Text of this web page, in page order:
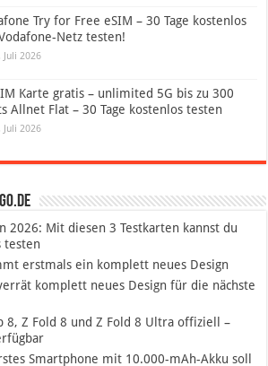
Try for Free eSIM – 30 Tage kostenlos
Netz testen!
Juli 2026
Karte gratis – unlimited 5G bis zu 300
Allnet Flat – 30 Tage kostenlos testen
Juli 2026
2026: Mit diesen 3 Testkarten kannst du
testen
erstmals ein komplett neues Design
komplett neues Design für die nächste
8, Z Fold 8 und Z Fold 8 Ultra offiziell –
Smartphone mit 10.000-mAh-Akku soll